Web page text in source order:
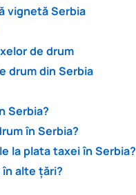
vignetă Serbia
de drum
drum din Serbia
Serbia?
în Serbia?
la plata taxei în Serbia?
în alte țări?